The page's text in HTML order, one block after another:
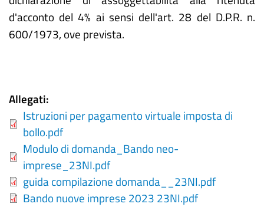
d'acconto del 4% ai sensi dell'art. 28 del D.P.R. n.
600/1973, ove prevista.
Allegati
Istruzioni per pagamento virtuale imposta di
bollo.pdf
Modulo di domanda_Bando neo-
imprese_23NI.pdf
guida compilazione domanda__23NI.pdf
Bando nuove imprese 2023 23NI.pdf